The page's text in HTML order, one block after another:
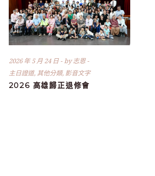
2026 年 5 月 24 日 by志恩
主日證道, 其他分類, 影音文字
2026 高雄歸正退修會